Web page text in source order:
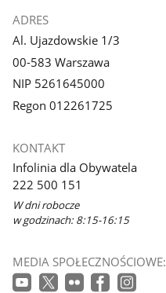
ADRES
Al. Ujazdowskie 1/3
00-583 Warszawa
NIP 5261645000
Regon 012261725
KONTAKT
Infolinia dla Obywatela
222 500 151
W dni robocze
w godzinach: 8:15-16:15
MEDIA SPOŁECZNOŚCIOWE: